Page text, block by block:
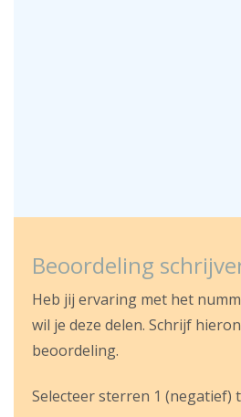
Beoordeling
Heb jij ervaring met het
wil je deze delen. Schrijf
beoordeling.
Selecteer sterren 1 (negatief)